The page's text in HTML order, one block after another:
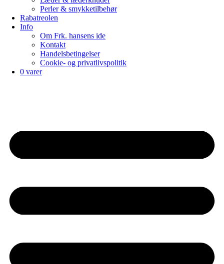
Perler & smykketilbehør
Rabatreolen
Info
Om Frk. hansens ide
Kontakt
Handelsbetingelser
Cookie- og privatlivspolitik
0 varer